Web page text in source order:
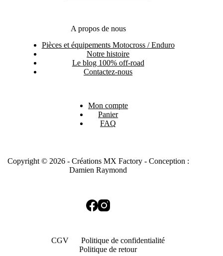
A propos de nous
Pièces et équipements Motocross / Enduro
Notre histoire
Le blog 100% off-road
Contactez-nous
Mon compte
Panier
FAQ
Copyright © 2026 - Créations MX Factory - Conception :
Damien Raymond
CGV
Politique de confidentialité
Politique de retour